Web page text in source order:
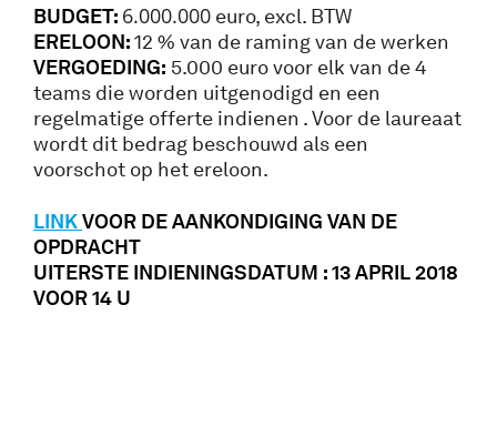
BUDGET: 6.000.000 euro, excl. BTW
ERELOON:12 % van de raming van de werken
VERGOEDING: 5.000 euro voor elk van de 4
teams die worden uitgenodigd en een
regelmatige offerte indienen . Voor de laureaat
wordt dit bedrag beschouwd als een
voorschot op het ereloon.
LINKVOOR DE AANKONDIGING VAN DE
OPDRACHT
UITERSTE INDIENINGSDATUM : 13 APRIL 2018
VOOR 14 U